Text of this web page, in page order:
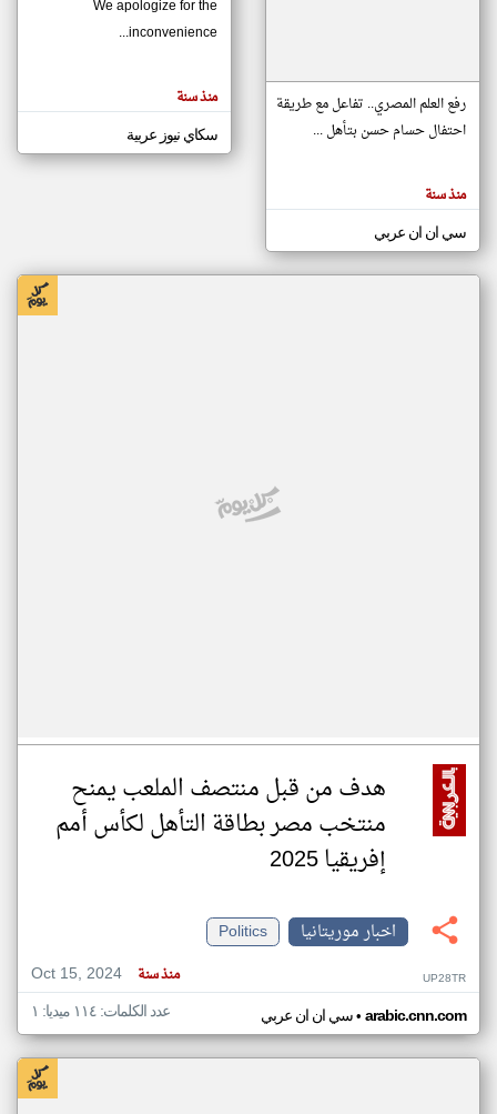
مصادر الأخبار من موريتانيا
اخبار موريتانيا على مدار الساعة
أهم اخبار موريتانيا العاجلة والمباشرة
المقالات
الموجوده
هنا عن
رفع العلم المصري.. تفاعل مع طريقة
احتفال حسام حسن بتأهل ...
منذ سنة
سي ان ان عربي
We apologize for the
inconvenience...
منذ سنة
سكاي نيوز عربية
هدف من قبل منتصف الملعب يمنح
منتخب مصر بطاقة التأهل لكأس أمم
إفريقيا 2025
اخبار موريتانيا
Politics
Oct 15, 2024
منذ سنة UP28TR
سي ان ان عربي• arabic.cnn.com عدد الكلمات: ١١٤ ميديا: ١
klyoum.com